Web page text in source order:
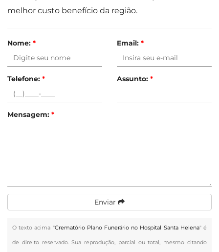
melhor custo benefício da região.
Nome: * Email: *
Telefone: * Assunto: *
Mensagem: *
Enviar
O texto acima "Crematório Plano Funerário no Hospital Santa Helena" é
de direito reservado. Sua reprodução, parcial ou total, mesmo citando